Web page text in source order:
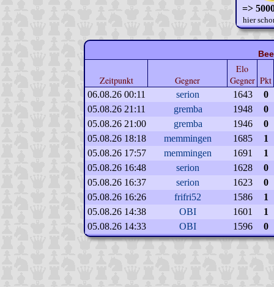
=>
hier
Zeitpunkt Gegner
Elo
Gegner Pkt
06.08.26 00:11 serion 1643
0
05.08.26 21:11
gremba 1948
0
05.08.26 21:00
gremba 1946
0
05.08.26 18:18
memmingen 1685
1
05.08.26 17:57
memmingen 1691
1
05.08.26 16:48
serion 1628
0
05.08.26 16:37
serion 1623
0
05.08.26 16:26
frifri52 1586
1
05.08.26 14:38
OBI 1601
1
05.08.26 14:33
OBI 1596 0